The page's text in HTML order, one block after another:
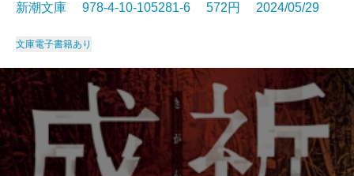
新潮文庫 978-4-10-105281-6 572円 2024/05/29
文庫電子書籍あり